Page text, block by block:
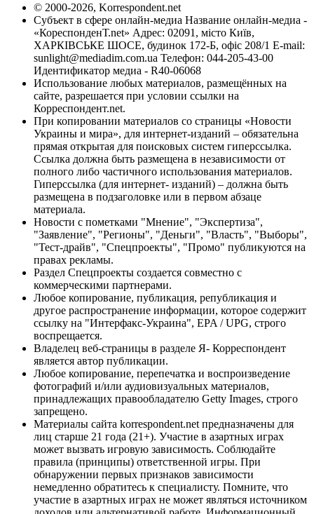
© 2000-2026, Korrespondent.net
Субъект в сфере онлайн-медиа Название онлайн-медиа -
«КореспонденТ.net» Адрес: 02091, місто Київ,
ХАРКІВСЬКЕ ШОСЕ, будинок 172-Б, офіс 208/1 E-mail:
sunlight@mediadim.com.ua Телефон: 044-205-43-00
Идентификатор медиа - R40-06068
Использование любых материалов, размещённых на
сайте, разрешается при условии ссылки на
Корреспондент.net.
При копировании материалов со страницы «Новости
Украины и мира», для интернет-изданий – обязательна
прямая открытая для поисковых систем гиперссылка.
Ссылка должна быть размещена в независимости от
полного либо частичного использования материалов.
Гиперссылка (для интернет- изданий) – должна быть
размещена в подзаголовке или в первом абзаце
материала.
Новости с пометками "Мнение", "Экспертиза",
"Заявление", "Регионы", "Деньги", "Власть", "Выборы",
"Тест-драйв", "Спецпроекты", "Промо" публикуются на
правах рекламы.
Раздел Спецпроекты создается совместно с
коммерческими партнерами.
Любое копирование, публикация, републикация и
другое распространение информации, которое содержит
ссылку на "Интерфакс-Украина", EPA / UPG, строго
воспрещается.
Владелец веб-страницы в разделе Я- Корреспондент
является автор публикации.
Любое копирование, перепечатка и воспроизведение
фотографий и/или аудиовизуальных материалов,
принадлежащих правообладателю Getty Images, строго
запрещено.
Материалы сайта korrespondent.net предназначены для
лиц старше 21 года (21+). Участие в азартных играх
может вызвать игровую зависимость. Соблюдайте
правила (принципы) ответственной игры. При
обнаружении первых признаков зависимости
немедленно обратитесь к специалисту. Помните, что
участие в азартных играх не может являться источником